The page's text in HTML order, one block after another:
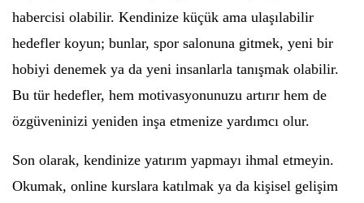
habercisi olabilir. Kendinize küçük ama ulaşılabilir
hedefler koyun; bunlar, spor salonuna gitmek, yeni bir
hobiyi denemek ya da yeni insanlarla tanışmak olabilir.
Bu tür hedefler, hem motivasyonunuzu artırır hem de
özgüveninizi yeniden inşa etmenize yardımcı olur.
Son olarak, kendinize yatırım yapmayı ihmal etmeyin.
Okumak, online kurslara katılmak ya da kişisel gelişim